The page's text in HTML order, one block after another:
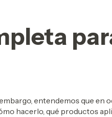
entendemos que en
hacerlo, qué productos